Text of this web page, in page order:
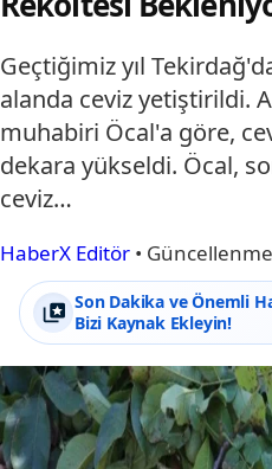
Geçtiğimiz yıl
alanda ceviz yetiştirildi.
muhabiri Öcal'a göre,
dekara yükseldi. Öcal,
ceviz…
HaberX Editör •
Son Dakika ve Önemli
Bizi Kaynak Ekleyin!